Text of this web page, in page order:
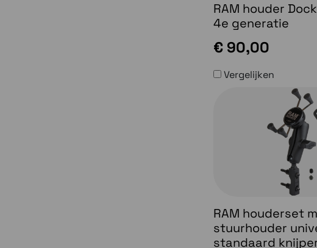
RAM houder
4e generatie
€ 90,00
Vergelijken
RAM houderset
stuurhouder
standaard